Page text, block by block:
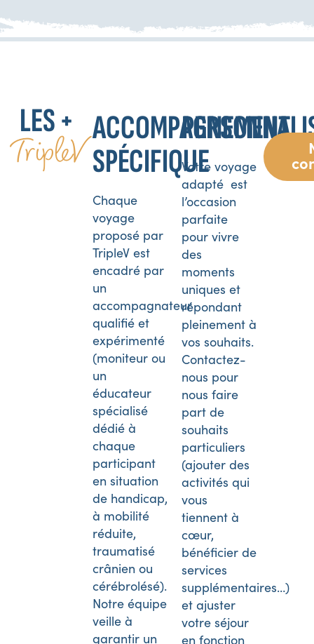
LES +
TripleV
ACCOMPAGNEMENT
SPÉCIFIQUE
Chaque
voyage
proposé par
TripleV est
encadré par
un
accompagnateur
qualifié et
expérimenté
(moniteur ou
un
éducateur
spécialisé
dédié à
chaque
participant
en situation
de handicap,
à mobilité
réduite,
traumatisé
crânien ou
cérébrolésé).
Notre équipe
veille à
garantir un
Votre voyage
adapté est
l’occasion
parfaite
pour vivre
des
moments
uniques et
répondant
pleinement à
vos souhaits.
Contactez-
nous pour
nous faire
part de
souhaits
particuliers
(ajouter des
activités qui
vous
tiennent à
cœur,
bénéficier de
services
supplémentaires…)
et ajuster
votre séjour
en fonction